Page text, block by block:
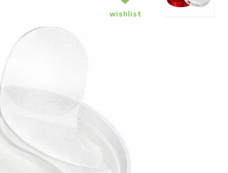
wishlist